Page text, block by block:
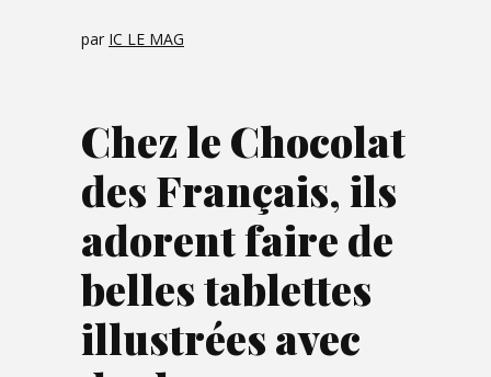
par IC LE MAG
Chez le Chocolat
des Français, ils
adorent faire de
belles tablettes
illustrées avec